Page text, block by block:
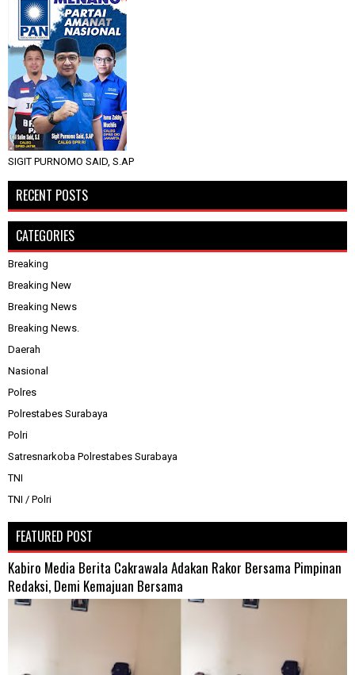
SIGIT PURNOMO SAID, S.AP
RECENT POSTS
CATEGORIES
Breaking
Breaking New
Breaking News
Breaking News.
Daerah
Nasional
Polres
Polrestabes Surabaya
Polri
Satresnarkoba Polrestabes Surabaya
TNI
TNI / Polri
FEATURED POST
Kabiro Media Berita Cakrawala Adakan Rakor Bersama Pimpinan
Redaksi, Demi Kemajuan Bersama